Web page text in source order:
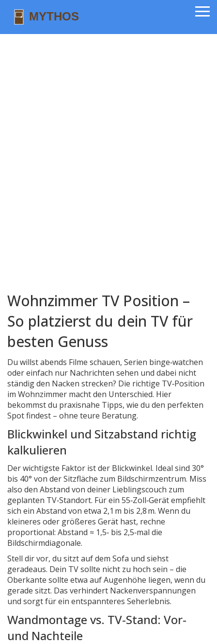
Wohnzimmer TV Position –
So platzierst du dein TV für
besten Genuss
Du willst abends Filme schauen, Serien binge‑watchen
oder einfach nur Nachrichten sehen und dabei nicht
ständig den Nacken strecken? Die richtige TV‑Position
im Wohnzimmer macht den Unterschied. Hier
bekommst du praxisnahe Tipps, wie du den perfekten
Spot findest – ohne teure Beratung.
Blickwinkel und Sitzabstand richtig
kalkulieren
Der wichtigste Faktor ist der Blickwinkel. Ideal sind 30°
bis 40° von der Sitzfläche zum Bildschirmzentrum. Miss
also den Abstand von deiner Lieblingscouch zum
geplanten TV‑Standort. Für ein 55‑Zoll‑Gerät empfiehlt
sich ein Abstand von etwa 2,1 m bis 2,8 m. Wenn du
kleineres oder größeres Gerät hast, rechne
proportional: Abstand ≈ 1,5‑ bis 2,5‑mal die
Bildschirmdiagonale.
Stell dir vor, du sitzt auf dem Sofa und siehst
geradeaus. Dein TV sollte nicht zu hoch sein – die
Oberkante sollte etwa auf Augenhöhe liegen, wenn du
gerade sitzt. Das verhindert Nackenverspannungen
und sorgt für ein entspannteres Seherlebnis.
Wandmontage vs. TV‑Stand: Vor-
und Nachteile